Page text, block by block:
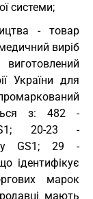
системи;
- товар
виріб
України для
з: 482 -
20-23 -
GS1; 29 -
ідентифікує
марок
мають